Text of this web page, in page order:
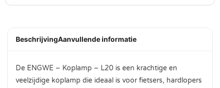
BeschrijvingAanvullende informatie
De ENGWE – Koplamp – L20 is een krachtige en
veelzijdige koplamp die ideaal is voor fietsers, hardlopers